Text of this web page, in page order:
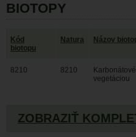
BIOTOPY
Kód
biotopu
Natura Názov
8210 8210
vegetáciou
ZOBRAZIŤ